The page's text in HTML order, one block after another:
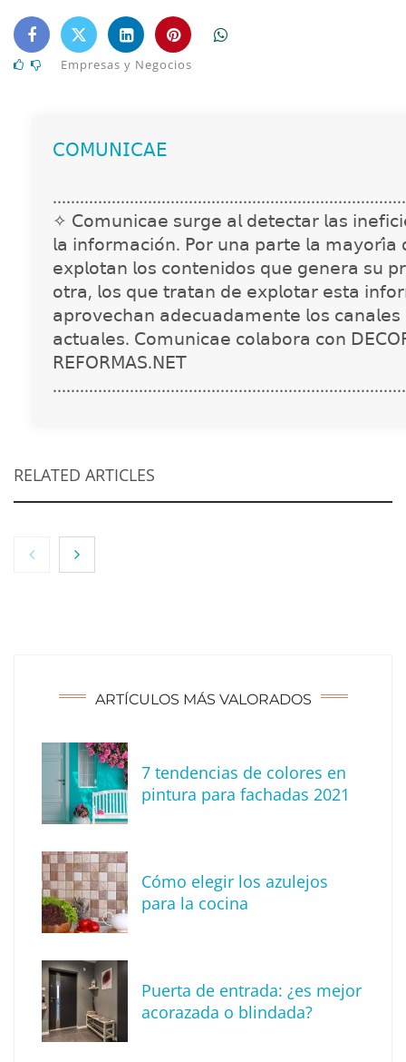
Empresas y Negocios
𝖢𝖮𝖬𝖴𝖭𝖨𝖢𝖠𝖤
✧ 𝖢𝗈𝗆𝗎𝗇𝗂𝖼𝖺𝖾 𝗌𝗎𝗋𝗀𝖾 𝖺𝗅 𝖽𝖾𝗍𝖾𝖼𝗍𝖺𝗋 𝗅𝖺𝗌
𝗅𝖺 𝗂𝗇𝖿𝗈𝗋𝗆𝖺𝖼𝗂𝗈́𝗇. 𝖯𝗈𝗋 𝗎𝗇𝖺 𝗉𝖺𝗋𝗍𝖾 𝗅𝖺
𝖾𝗑𝗉𝗅𝗈𝗍𝖺𝗇 𝗅𝗈𝗌 𝖼𝗈𝗇𝗍𝖾𝗇𝗂𝖽𝗈𝗌 𝗊𝗎𝖾 𝗀𝖾𝗇𝖾𝗋𝖺 𝗌𝗎
𝗈𝗍𝗋𝖺, 𝗅𝗈𝗌 𝗊𝗎𝖾 𝗍𝗋𝖺𝗍𝖺𝗇 𝖽𝖾 𝖾𝗑𝗉𝗅𝗈𝗍𝖺𝗋 𝖾𝗌𝗍𝖺
𝖺𝗉𝗋𝗈𝗏𝖾𝖼𝗁𝖺𝗇 𝖺𝖽𝖾𝖼𝗎𝖺𝖽𝖺𝗆𝖾𝗇𝗍𝖾 𝗅𝗈𝗌
𝖺𝖼𝗍𝗎𝖺𝗅𝖾𝗌. 𝖢𝗈𝗆𝗎𝗇𝗂𝖼𝖺𝖾 𝖼𝗈𝗅𝖺𝖻𝗈𝗋𝖺 𝖼𝗈𝗇
𝖱𝖤𝖥𝖮𝖱𝖬𝖠𝖲.𝖭𝖤𝖳
RELATED ARTICLES
NOVA: innovación y diseño que transforman
espacios de la mano de Tormo Franquicias
Eagle Waterproofing recomienda revisar la
impermeabilización de las viviendas antes
de las vacaciones
ARTÍCULOS MÁS VALORADOS
7 tendencias de colores en
pintura para fachadas 2021
Cómo elegir los azulejos
para la cocina
Puerta de entrada: ¿es mejor
acorazada o blindada?